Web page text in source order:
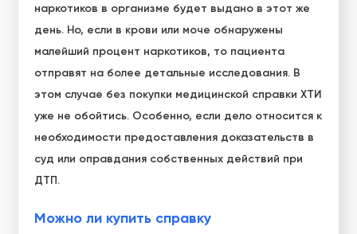
наркотиков в организме будет выдано в этот же
день. Но, если в крови или моче обнаружены
малейший процент наркотиков, то пациента
отправят на более детальные исследования. В
этом случае без покупки медицинской справки ХТИ
уже не обойтись. Особенно, если дело относится к
необходимости предоставления доказательств в
суд или оправдания собственных действий при
ДТП.
Можно ли купить справку